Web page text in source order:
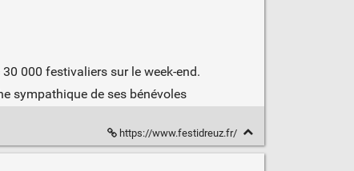
000 festivaliers sur le week-end.
sympathique de ses bénévoles
https://www.festidreuz.fr/